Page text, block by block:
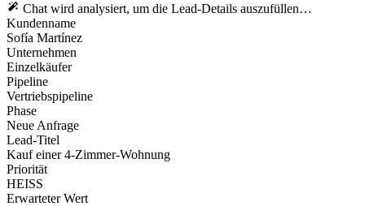
Chat wird analysiert, um die Lead-Details auszufüllen…
Kundenname
Sofía Martínez
Unternehmen
Einzelkäufer
Pipeline
Vertriebspipeline
Phase
Neue Anfrage
Lead-Titel
Kauf einer 4-Zimmer-Wohnung
Priorität
HEISS
Erwarteter Wert